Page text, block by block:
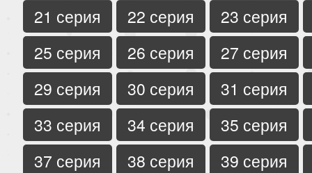
21 серия
22 серия
23 серия
25 серия
26 серия
27 серия
29 серия
30 серия
31 серия
33 серия
34 серия
35 серия
37 серия
38 серия
39 серия